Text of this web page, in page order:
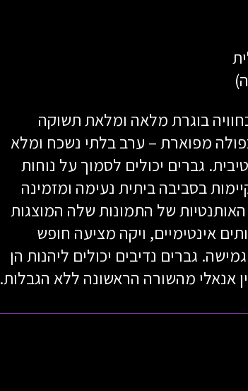
בוגרת מלאה ומלאת תשוקה
מפוארת – ערב בלתי נשכח ומלא
גברים יכולים לסמוך על נוחות
בסביבה ביתית נעימה ומזמינה
של התמונות שלה המוצגות
אינטימיים, ויקה מציעה חופש
גברים נדיבים יכולים ליהנות הן
אנאלי מהשורה הראשונה ללא הגבלות.